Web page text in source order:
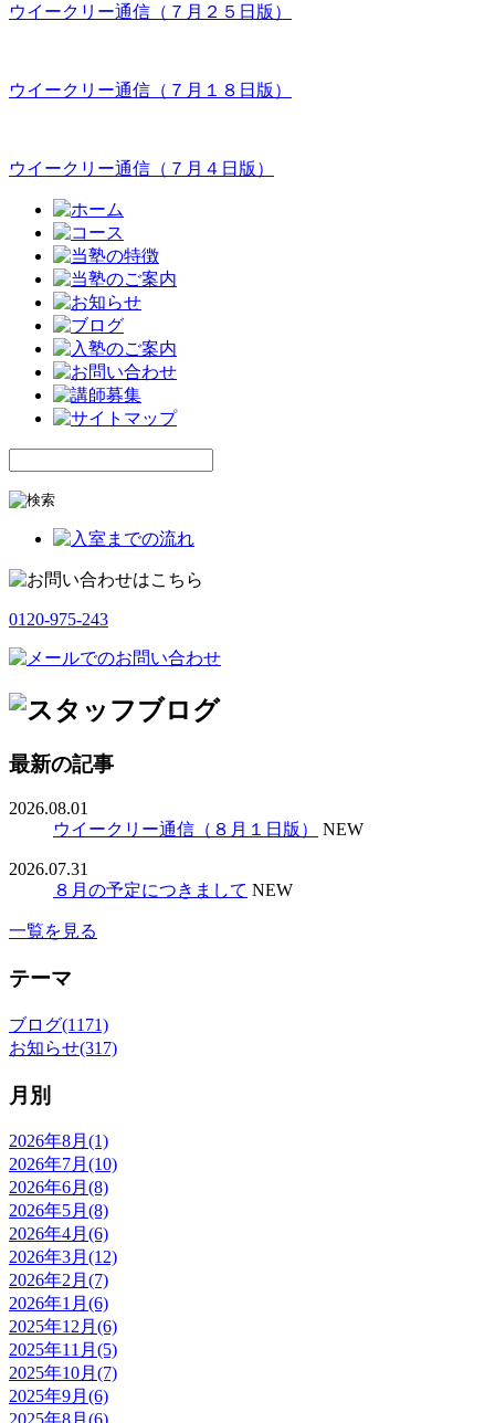
ウイークリー通信（７月２５日版）
ウイークリー通信（７月１８日版）
ウイークリー通信（７月４日版）
0120-975-243
最新の記事
2026.08.01
ウイークリー通信（８月１日版）
NEW
2026.07.31
８月の予定につきまして NEW
一覧を見る
テーマ
ブログ(1171)
お知らせ(317)
月別
2026年8月(1)
2026年7月(10)
2026年6月(8)
2026年5月(8)
2026年4月(6)
2026年3月(12)
2026年2月(7)
2026年1月(6)
2025年12月(6)
2025年11月(5)
2025年10月(7)
2025年9月(6)